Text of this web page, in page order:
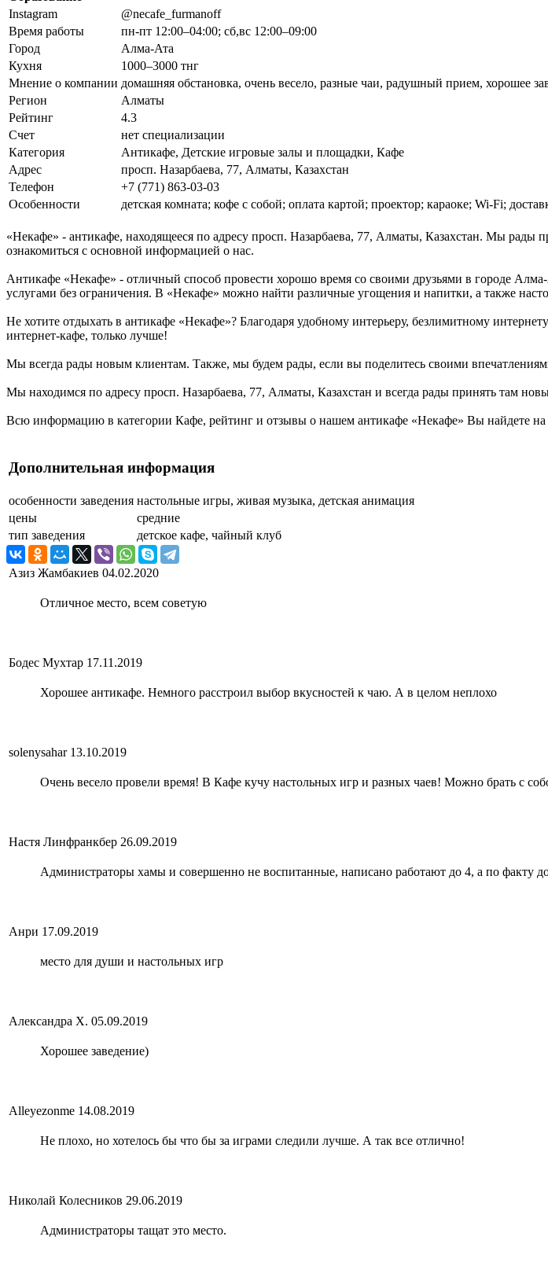
Instagram
@necafe_furmanoff
Время работы
пн-пт 12:00–04:00; сб,вс 12:00–09:00
Город
Алма-Ата
Кухня
1000–3000 тнг
Мнение о компании домашняя обстановка, очень весело, разные чаи, радушный прием, хорошее
Регион
Алматы
Рейтинг
4.3
Счет
нет специализации
Категория
Антикафе, Детские игровые залы и площадки, Кафе
Адрес
просп. Назарбаева, 77, Алматы, Казахстан
Телефон
+7 (771) 863-03-03
Особенности
детская комната; кофе с собой; оплата картой; проектор; караоке; Wi-Fi;
«Некафе» - антикафе, находящееся по адресу просп. Назарбаева, 77, Алматы, Казахстан. Мы рады
ознакомиться с основной информацией о нас.
Антикафе «Некафе» - отличный способ провести хорошо время со своими друзьями в городе
услугами без ограничения. В «Некафе» можно найти различные угощения и напитки, а также
Не хотите отдыхать в антикафе «Некафе»? Благодаря удобному интерьеру, безлимитному
интернет-кафе, только лучше!
Мы всегда рады новым клиентам. Также, мы будем рады, если вы поделитесь своими
Мы находимся по адресу просп. Назарбаева, 77, Алматы, Казахстан и всегда рады принять там
Всю информацию в категории Кафе, рейтинг и отзывы о нашем антикафе «Некафе» Вы найдете на
Дополнительная информация
особенности заведения настольные игры, живая музыка, детская анимация
цены
средние
тип заведения
детское кафе, чайный клуб
Азиз Жамбакиев 04.02.2020
Отличное место, всем советую
Бодес Мухтар 17.11.2019
Хорошее антикафе. Немного расстроил выбор вкусностей к чаю. А в целом неплохо
solenysahar 13.10.2019
Очень весело провели время! В Кафе кучу настольных игр и разных чаев! Можно брать с
Настя Линфранкбер 26.09.2019
Администраторы хамы и совершенно не воспитанные, написано работают до 4, а по факту
Анри 17.09.2019
место для души и настольных игр
Александра Х. 05.09.2019
Хорошее заведение)
Alleyezonme 14.08.2019
Не плохо, но хотелось бы что бы за играми следили лучше. А так все отлично!
Николай Колесников 29.06.2019
Администраторы тащат это место.